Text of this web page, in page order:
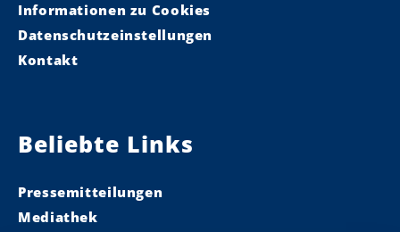
Informationen zu Cookies
Datenschutzeinstellungen
Kontakt
Beliebte Links
Pressemitteilungen
Mediathek